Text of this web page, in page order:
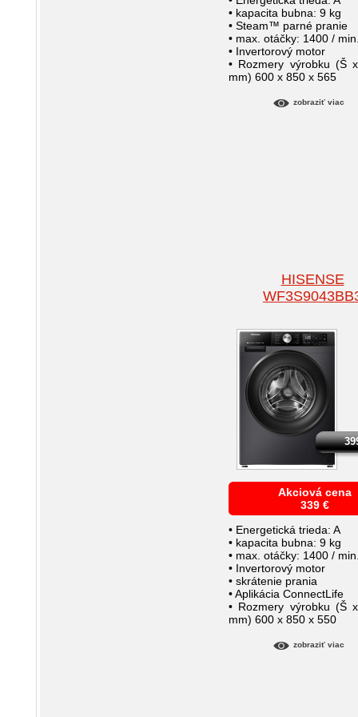
• kapacita bubna: 9 kg
• Steam™ parné pranie
• max. otáčky: 1400 /
• Invertorový motor
• Rozmery výrobku (Š
mm) 600 x 850 x 565
zobraziť viac
HISENSE
Akciová cena
339 €
• Energetická trieda: A
• kapacita bubna: 9 kg
• max. otáčky: 1400 /
• Invertorový motor
• skrátenie prania
• Aplikácia ConnectLife
• Rozmery výrobku (Š
mm) 600 x 850 x 550
zobraziť viac